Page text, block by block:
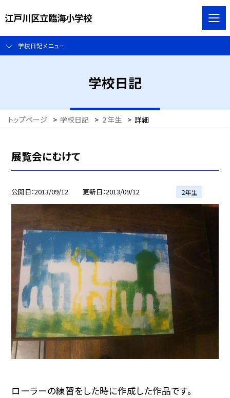
江戸川区立臨海小学校
学校日記メニュー
学校日記
トップページ > 学校日記 > ２年生 > 詳細
展覧会にむけて
公開日 2013/09/12 更新日 2013/09/12 ２年生
ローラーの練習をした時に作成した作品です。